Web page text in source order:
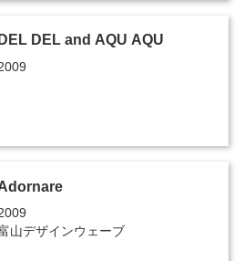
DEL DEL and AQU AQU
山デザインウェーブ